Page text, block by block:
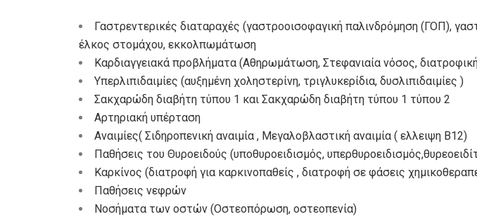
Γαστρεντερικές διαταραχές (γαστροοισοφαγική παλινδρόμηση (ΓΟΠ),
έλκος στομάχου, εκκολπωμάτωση
Καρδιαγγειακά προβλήματα (Αθηρωμάτωση, Στεφανιαία νόσος,
Υπερλιπιδαιμίες (αυξημένη χοληστερίνη, τριγλυκερίδια, δυσλιπιδαιμίες )
Σακχαρώδη διαβήτη τύπου 1 και Σακχαρώδη διαβήτη τύπου 1 τύπου 2
Αρτηριακή υπέρταση
Αναιμίες( Σιδηροπενική αναιμία , Μεγαλοβλαστική αναιμία ( ελλειψη Β12)
Παθήσεις του Θυροειδούς (υποθυροειδισμός,
Καρκίνος (διατροφή για καρκινοπαθείς , διατροφή σε φάσεις
Παθήσεις νεφρών
Νοσήματα των οστών (Οστεοπόρωση, οστεοπενία)